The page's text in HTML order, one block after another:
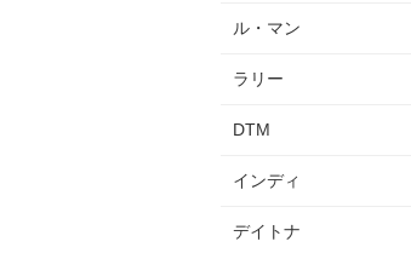
ル・マン
ラリー
DTM
インディ
デイトナ